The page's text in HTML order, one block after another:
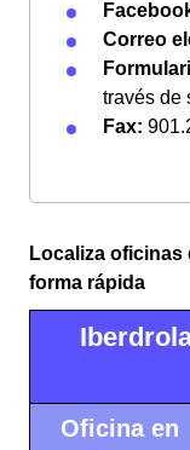
Correo
través de
Fax:
Localiza oficinas
forma rápida
Oficina en